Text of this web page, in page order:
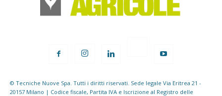
© Tecniche Nuove Spa. Tutti i diritti riservati. Sede legale Via Eritrea 21 -
20157 Milano | Codice fiscale, Partita IVA e Iscrizione al Registro delle